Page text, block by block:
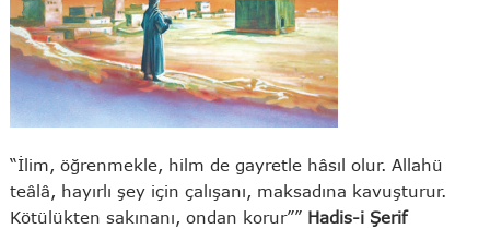
“İlim, öğrenmekle, hilm de gayretle hâsıl olur. Allahü
teâlâ, hayırlı şey için çalışanı, maksadına kavuşturur.
Kötülükten sakınanı, ondan korur”” Hadis-i Şerif